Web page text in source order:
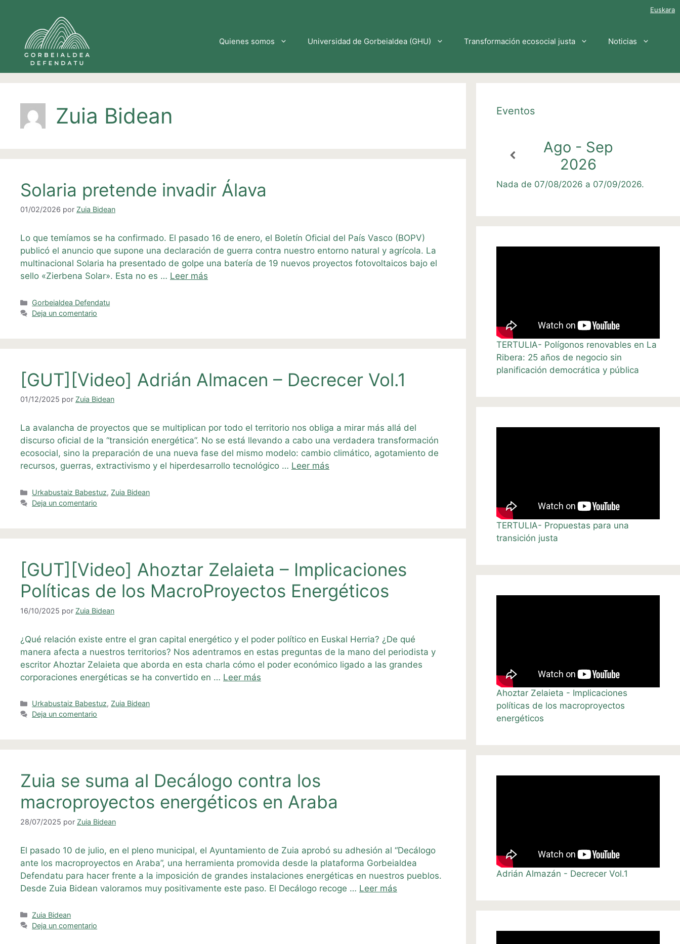
contenido
Euskara
Quienes somos Universidad de Gorbeialdea (GHU) Transformación ecosocial justa Noticias
Zuia Bidean
Solaria pretende invadir Álava
01/02/2026 por Zuia Bidean
Lo que temíamos se ha confirmado. El pasado 16 de enero, el Boletín Oficial del País Vasco (BOPV)
publicó el anuncio que supone una declaración de guerra contra nuestro entorno natural y agrícola. La
multinacional Solaria ha presentado de golpe una batería de 19 nuevos proyectos fotovoltaicos bajo el
sello «Zierbena Solar». Esta no es … Leer más
Categorías
Gorbeialdea Defendatu
Deja un comentario
[GUT][Video] Adrián Almacen – Decrecer Vol.1
01/12/2025 por Zuia Bidean
La avalancha de proyectos que se multiplican por todo el territorio nos obliga a mirar más allá del
discurso oficial de la “transición energética”. No se está llevando a cabo una verdadera transformación
ecosocial, sino la preparación de una nueva fase del mismo modelo: cambio climático, agotamiento de
recursos, guerras, extractivismo y el hiperdesarrollo tecnológico … Leer más
Categorías
Urkabustaiz Babestuz, Zuia Bidean
Deja un comentario
[GUT][Video] Ahoztar Zelaieta – Implicaciones
Políticas de los MacroProyectos Energéticos
16/10/2025 por Zuia Bidean
¿Qué relación existe entre el gran capital energético y el poder político en Euskal Herria? ¿De qué
manera afecta a nuestros territorios? Nos adentramos en estas preguntas de la mano del periodista y
escritor Ahoztar Zelaieta que aborda en esta charla cómo el poder económico ligado a las grandes
corporaciones energéticas se ha convertido en … Leer más
Categorías
Urkabustaiz Babestuz, Zuia Bidean
Deja un comentario
Zuia se suma al Decálogo contra los
macroproyectos energéticos en Araba
28/07/2025 por Zuia Bidean
El pasado 10 de julio, en el pleno municipal, el Ayuntamiento de Zuia aprobó su adhesión al “Decálogo
ante los macroproyectos en Araba”, una herramienta promovida desde la plataforma Gorbeialdea
Defendatu para hacer frente a la imposición de grandes instalaciones energéticas en nuestros pueblos.
Desde Zuia Bidean valoramos muy positivamente este paso. El Decálogo recoge … Leer más
Categorías
Zuia Bidean
Deja un comentario
Eventos
Ago - Sep
2026
Nada de 07/08/2026 a 07/09/2026.
TERTULIA- Polígonos renovables en La
Ribera: 25 años de negocio sin
planificación democrática y pública
TERTULIA- Propuestas para una
transición justa
Ahoztar Zelaieta - Implicaciones
políticas de los macroproyectos
energéticos
Adrián Almazán - Decrecer Vol.1